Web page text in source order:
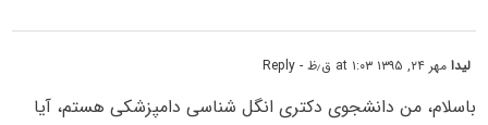
لیدامهر ۲۴, ۱۳۹۵ at ۱:۰۳ ق٫ظ - Reply
باسلام، من دانشجوی دکتری انگل شناسی دامپزشکی هستم، آیا